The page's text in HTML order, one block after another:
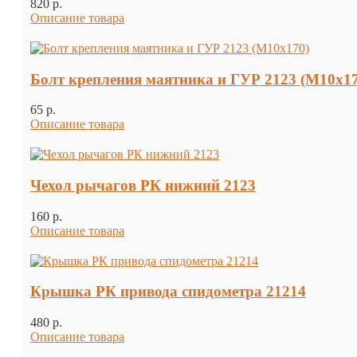
820 p.
Описание товара
Болт крепления маятника и ГУР 2123
65 p.
Описание товара
Чехол рычагов РК нижний 2123
160 p.
Описание товара
Крышка РК привода спидометра 21214
480 p.
Описание товара